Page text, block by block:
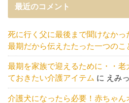
最近のコメント
死に行く父に最後まで聞けなかっ
最期だから伝えたたった一つのこ
最期を家族で迎えるために・・老
ておきたい介護アイテム に えみ
介護犬になったら必要！赤ちゃん